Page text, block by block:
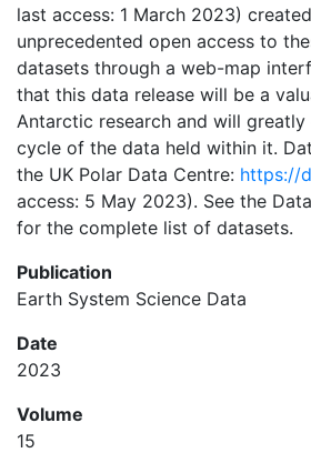
last access: 1 March 2023)
unprecedented open access to
datasets through a web-map
that this data release will be a
Antarctic research and will
cycle of the data held within it.
the UK Polar Data Centre: https://
access: 5 May 2023​​​​​​​). See the
for the complete list of datasets.
Publication
Earth System Science Data
Date
2023
Volume
15